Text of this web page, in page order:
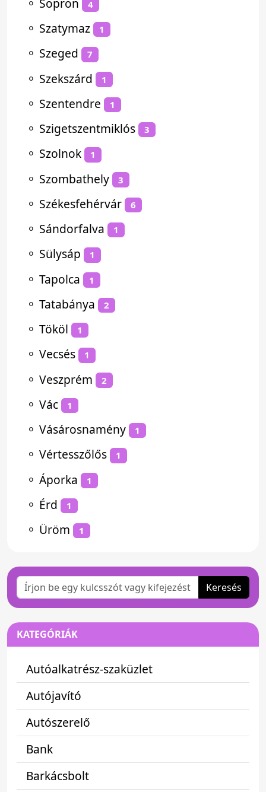
4
⚬ Szatymaz 1
⚬ Szeged 7
⚬ Szekszárd 1
⚬ Szentendre 1
⚬ Szigetszentmiklós 3
⚬ Szolnok 1
⚬ Szombathely 3
⚬ Székesfehérvár 6
⚬ Sándorfalva 1
⚬ Sülysáp 1
⚬ Tapolca 1
⚬ Tatabánya 2
⚬ Tököl 1
⚬ Vecsés 1
⚬ Veszprém 2
⚬ Vác 1
⚬ Vásárosnamény 1
⚬ Vértesszőlős 1
⚬ Áporka 1
⚬ Érd 1
⚬ Üröm 1
Keresés
KATEGÓRIÁK
Autóalkatrész-szaküzlet
Autójavító
Autószerelő
Bank
Barkácsbolt